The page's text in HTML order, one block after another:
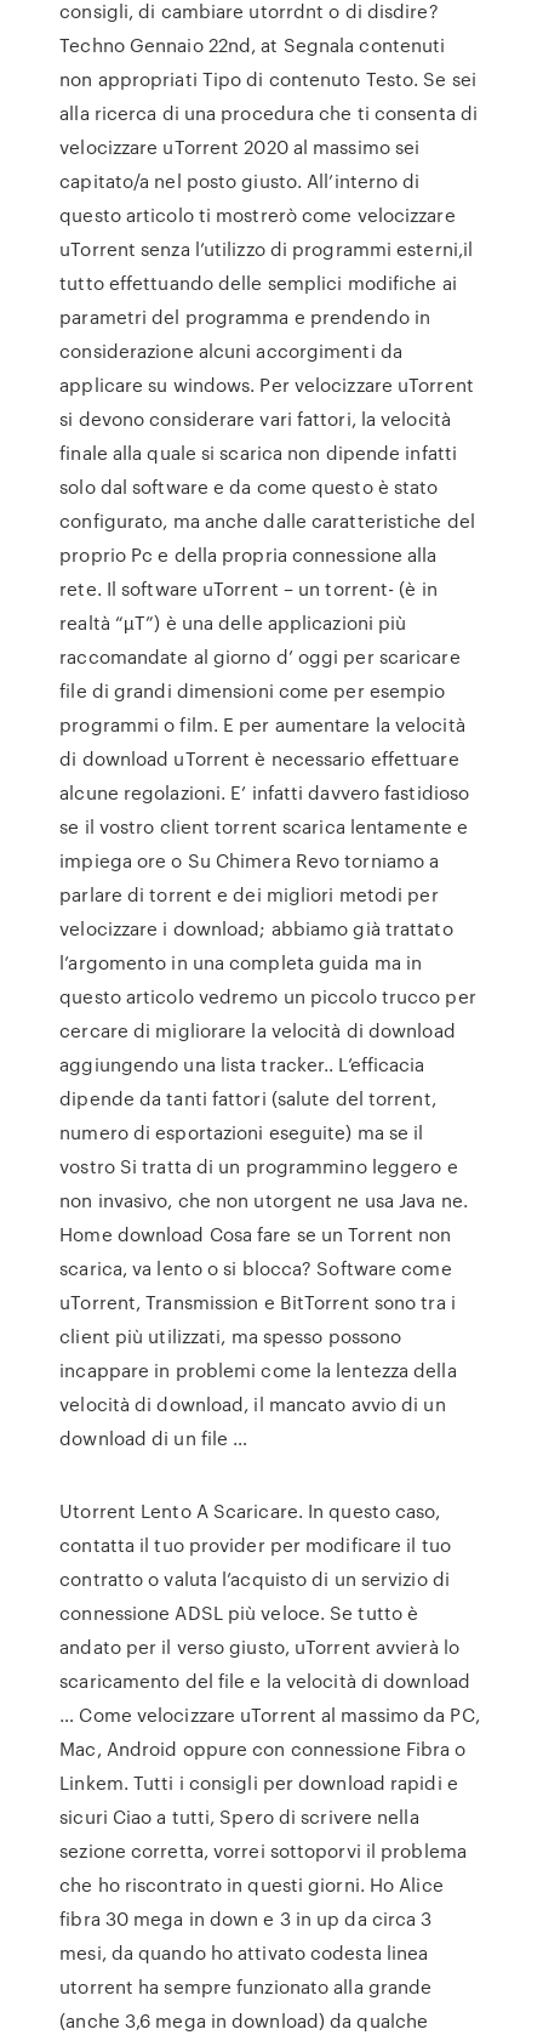
consigli, di cambiare utorrdnt o di disdire?
Techno Gennaio 22nd, at Segnala contenuti
non appropriati Tipo di contenuto Testo. Se sei
alla ricerca di una procedura che ti consenta di
velocizzare uTorrent 2020 al massimo sei
capitato/a nel posto giusto. All’interno di
questo articolo ti mostrerò come velocizzare
uTorrent senza l’utilizzo di programmi esterni,il
tutto effettuando delle semplici modifiche ai
parametri del programma e prendendo in
considerazione alcuni accorgimenti da
applicare su windows. Per velocizzare uTorrent
si devono considerare vari fattori, la velocità
finale alla quale si scarica non dipende infatti
solo dal software e da come questo è stato
configurato, ma anche dalle caratteristiche del
proprio Pc e della propria connessione alla
rete. Il software uTorrent – un torrent- (è in
realtà “µT”) è una delle applicazioni più
raccomandate al giorno d’ oggi per scaricare
file di grandi dimensioni come per esempio
programmi o film. E per aumentare la velocità
di download uTorrent è necessario effettuare
alcune regolazioni. E’ infatti davvero fastidioso
se il vostro client torrent scarica lentamente e
impiega ore o Su Chimera Revo torniamo a
parlare di torrent e dei migliori metodi per
velocizzare i download; abbiamo già trattato
l’argomento in una completa guida ma in
questo articolo vedremo un piccolo trucco per
cercare di migliorare la velocità di download
aggiungendo una lista tracker.. L’efficacia
dipende da tanti fattori (salute del torrent,
numero di esportazioni eseguite) ma se il
vostro Si tratta di un programmino leggero e
non invasivo, che non utorgent ne usa Java ne.
Home download Cosa fare se un Torrent non
scarica, va lento o si blocca? Software come
uTorrent, Transmission e BitTorrent sono tra i
client più utilizzati, ma spesso possono
incappare in problemi come la lentezza della
velocità di download, il mancato avvio di un
download di un file …
Utorrent Lento A Scaricare. In questo caso,
contatta il tuo provider per modificare il tuo
contratto o valuta l’acquisto di un servizio di
connessione ADSL più veloce. Se tutto è
andato per il verso giusto, uTorrent avvierà lo
scaricamento del file e la velocità di download
… Come velocizzare uTorrent al massimo da PC,
Mac, Android oppure con connessione Fibra o
Linkem. Tutti i consigli per download rapidi e
sicuri Ciao a tutti, Spero di scrivere nella
sezione corretta, vorrei sottoporvi il problema
che ho riscontrato in questi giorni. Ho Alice
fibra 30 mega in down e 3 in up da circa 3
mesi, da quando ho attivato codesta linea
utorrent ha sempre funzionato alla grande
(anche 3,6 mega in download) da qualche